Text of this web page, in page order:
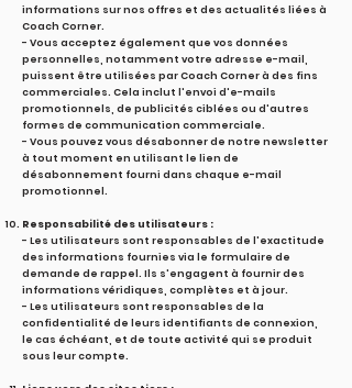
informations sur nos offres et des actualités liées à
Coach Corner.
- Vous acceptez également que vos données
personnelles, notamment votre adresse e-mail,
puissent être utilisées par Coach Corner à des fins
commerciales. Cela inclut l'envoi d'e-mails
promotionnels, de publicités ciblées ou d'autres
formes de communication commerciale.
- Vous pouvez vous désabonner de notre newsletter
à tout moment en utilisant le lien de
désabonnement fourni dans chaque e-mail
promotionnel.
Responsabilité des utilisateurs :
- Les utilisateurs sont responsables de l'exactitude
des informations fournies via le formulaire de
demande de rappel. Ils s'engagent à fournir des
informations véridiques, complètes et à jour.
- Les utilisateurs sont responsables de la
confidentialité de leurs identifiants de connexion,
le cas échéant, et de toute activité qui se produit
sous leur compte.